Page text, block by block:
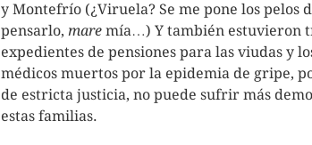
y Montefrío (¿Viruela? Se me pone los pelos
pensarlo, mare mía…) Y también estuvieron
expedientes de pensiones para las viudas y
médicos muertos por la epidemia de gripe,
de estricta justicia, no puede sufrir más
estas familias.